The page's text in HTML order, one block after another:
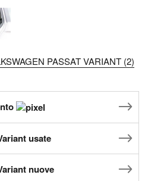
PASSAT VARIANT (2)
usate
nuove